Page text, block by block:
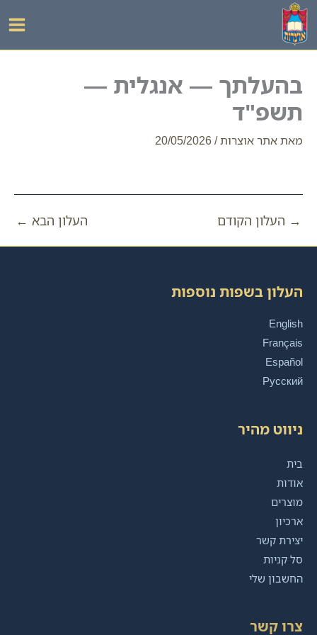
דילוג
לתוכן
בהעלתך — אנגלית —
תשפ"ד
מאתאתר אוצרות/
20/05/2026
→ העלון הקודם העלון הבא ←
העלון בשפות נוספות
English
Français
Español
Русский
ניווט מהיר
בית
אודות
מוצרים
ארכיון
יצירת קשר
סל קניות
החשבון שלי
צרו קשר